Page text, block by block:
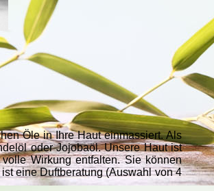
Öle in Ihre Haut einmassiert. Als
oder Jojobaöl. Unsere Haut ist
Wirkung entfalten. Sie können
eine Duftberatung (Auswahl von 4